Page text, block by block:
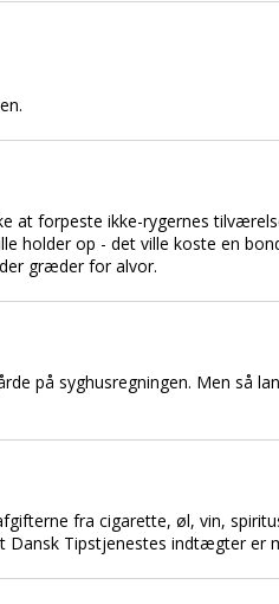
at forpeste ikke-rygernes
holder op - det ville koste en
græder for alvor.
på syghusregningen. Men så
fra cigarette, øl, vin,
Tipstjenestes indtægter er